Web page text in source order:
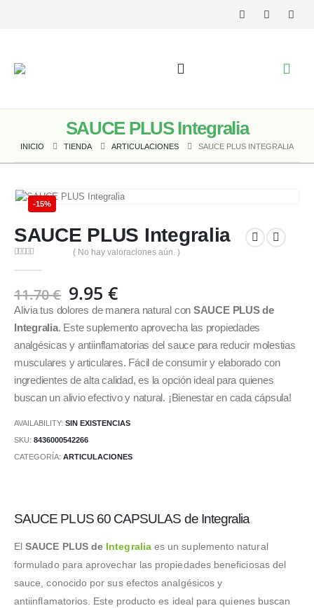
SAUCE PLUS Integralia
INICIO TIENDA ARTICULACIONES SAUCE PLUS INTEGRALIA
-15%
SAUCE PLUS Integralia
( No hay valoraciones aún. )
11.70€ El
precio
original
era:
11.70 €.
9.95€
precio
actual
es:
9.95 €.
Alivia tus dolores de manera natural con SAUCE PLUS de
Integralia. Este suplemento aprovecha las propiedades
analgésicas y antiinflamatorias del sauce para reducir molestias
musculares y articulares. Fácil de consumir y elaborado con
ingredientes de alta calidad, es la opción ideal para quienes
buscan un alivio efectivo y natural. ¡Bienestar en cada cápsula!
AVAILABILITY: SIN EXISTENCIAS
SKU: 8436000542266
CATEGORÍA: ARTICULACIONES
SAUCE PLUS 60 CAPSULAS de Integralia
ElSAUCE PLUS de Integraliaes un suplemento natural
formulado para aprovechar las propiedades beneficiosas del
sauce, conocido por sus efectos analgésicos y
antiinflamatorios. Este producto es ideal para quienes buscan